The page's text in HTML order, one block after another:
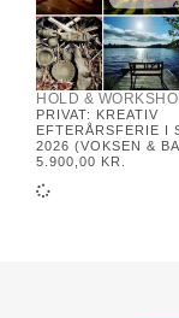
HOLD &
PRIVAT: KREATIV
EFTERÅRSFERIE I
2026 (VOKSEN &
5.900,00 KR.